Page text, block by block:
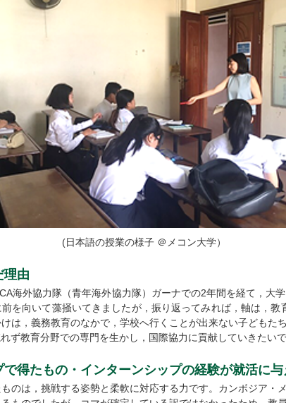
(日本語の授業の様子 ＠メコン大学）
理由
海外協力隊（青年海外協力隊）ガーナでの2年間を経て，大
を向いて藻掻いてきましたが，振り返ってみれば，軸は，教
は，義務教育のなかで，学校へ行くことが出来ない子どもた
ず教育分野での専門を生かし，国際協力に貢献していきたいで
で得たもの・インターンシップの経験が就活に
のは，挑戦する姿勢と柔軟に対応する力です。カンボジア・